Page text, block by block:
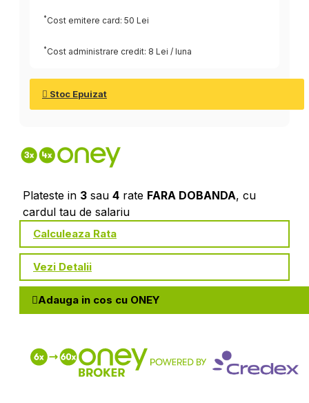
* Cost emitere card: 50 Lei
* Cost administrare credit: 8 Lei / luna
Stoc Epuizat
Plateste in 3 sau 4 rate FARA DOBANDA, cu
cardul tau de salariu
Calculeaza Rata
Vezi Detalii
Adauga in cos cu ONEY